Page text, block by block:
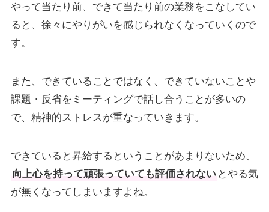
やって当たり前、できて当たり前の業務をこなしてい
ると、徐々にやりがいを感じられなくなっていくので
す。
また、できていることではなく、できていないことや
課題・反省をミーティングで話し合うことが多いの
で、精神的ストレスが重なっていきます。
できていると昇給するということがあまりないため、
向上心を持って頑張っていても評価されない とやる気
が無くなってしまいますよね。